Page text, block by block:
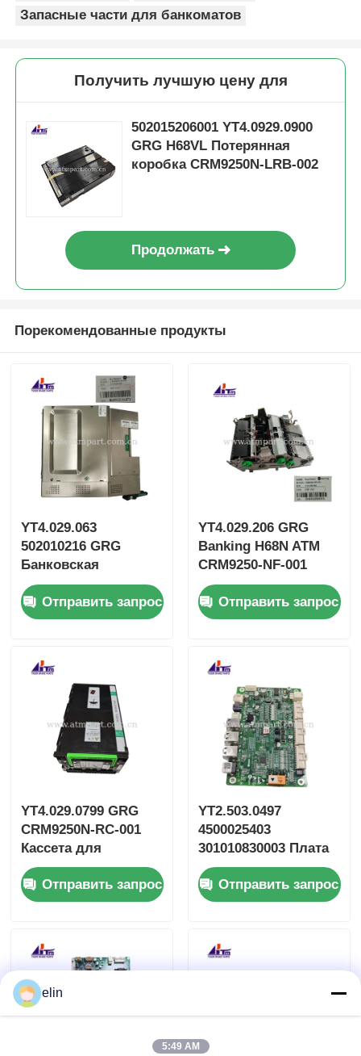
Запасные части для банкоматов
Получить лучшую цену для
502015206001 YT4.0929.0900
GRG H68VL Потерянная
коробка CRM9250N-LRB-002
Продолжать
Порекомендованные продукты
YT4.029.063
502010216 GRG
Банковская
CRM9250-SS-001
Смарт-замок
Отправить запрос
YT4.029.206 GRG
Banking H68N ATM
CRM9250-NF-001
Устройство подачи
банкнот
Отправить запрос
YT4.029.0799 GRG
CRM9250N-RC-001
Кассета для
переработки
502014949058
Отправить запрос
YT2.503.0497
4500025403
301010830003 Плата
управления GRG
CRM9250N
Отправить запрос
elin
5:49 AM